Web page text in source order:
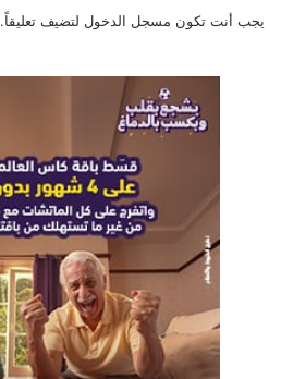
يجب أنت تكون مسجل الدخول لتضيف تعليقاً.